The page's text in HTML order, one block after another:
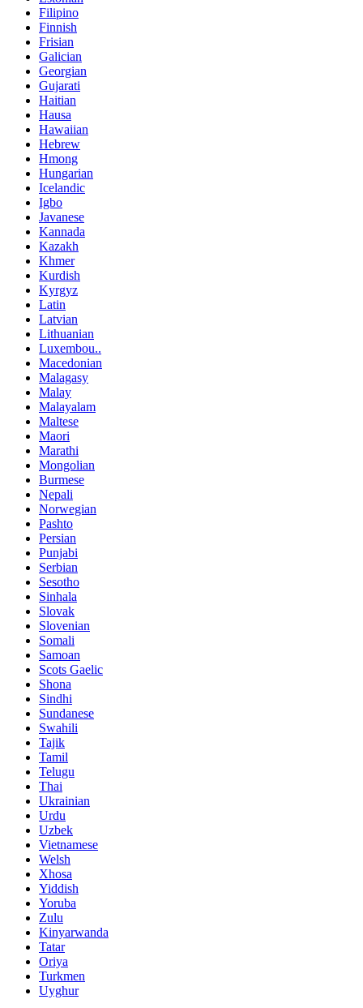
Filipino
Finnish
Frisian
Galician
Georgian
Gujarati
Haitian
Hausa
Hawaiian
Hebrew
Hmong
Hungarian
Icelandic
Igbo
Javanese
Kannada
Kazakh
Khmer
Kurdish
Kyrgyz
Latin
Latvian
Lithuanian
Luxembou..
Macedonian
Malagasy
Malay
Malayalam
Maltese
Maori
Marathi
Mongolian
Burmese
Nepali
Norwegian
Pashto
Persian
Punjabi
Serbian
Sesotho
Sinhala
Slovak
Slovenian
Somali
Samoan
Scots Gaelic
Shona
Sindhi
Sundanese
Swahili
Tajik
Tamil
Telugu
Thai
Ukrainian
Urdu
Uzbek
Vietnamese
Welsh
Xhosa
Yiddish
Yoruba
Zulu
Kinyarwanda
Tatar
Oriya
Turkmen
Uyghur